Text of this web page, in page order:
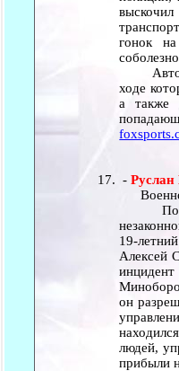
гонок
ходе
а также
-
Погиб
19-
Алексей
он
людей,
прибыли